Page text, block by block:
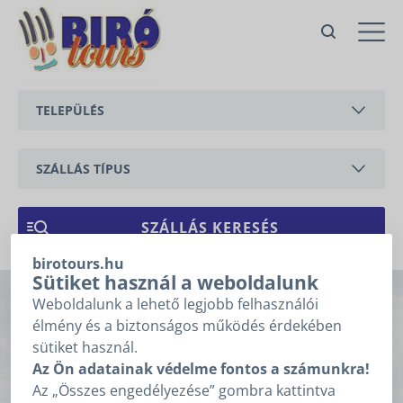
birotours.hu
Sütiket használ a weboldalunk
Weboldalunk a lehető legjobb felhasználói
élmény és a biztonságos működés érdekében
sütiket használ.
Az Ön adatainak védelme fontos a számunkra!
Az „Összes engedélyezése” gombra kattintva
TELEPÜLÉS
CSERSZEGTOMAJ
GYENESDIÁS
HÉVÍZ
KESZTHELY
VONYARCVASHEGY
SZÁLLÁS TÍPUS
APARTMAN
Nr. 22/a Varga
apartman a
Nr. 22/a Varga apartman a
központban
Vonyarcvashegy,
Kossuth Lajos utca
Ajánlatkérés
1
Árajánlatkérésre
2 3
ÉRKEZÉS*
TÁVOZÁS*
Nem tudom az érkezésem, távozásom dátumát.